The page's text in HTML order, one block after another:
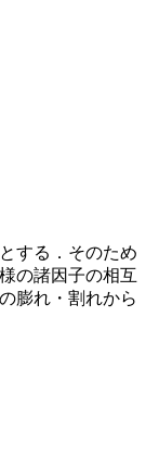
する．そのため
の諸因子の相互
膨れ・割れから